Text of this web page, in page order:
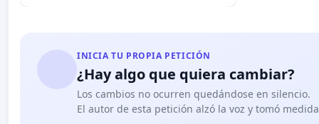
INICIA TU PROPIA PETICIÓN
¿Hay algo que quiera cambiar?
Los cambios no ocurren quedándose en silencio.
El autor de esta petición alzó la voz y tomó